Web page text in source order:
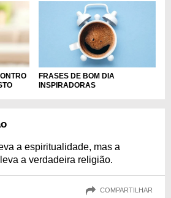
FRASES DE BOM DIA
INSPIRADORAS
a espiritualidade, mas a
a verdadeira religião.
COMPARTILHAR